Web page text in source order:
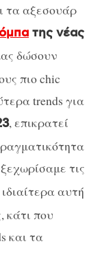
τα αξεσουάρ
της νέας
δώσουν
πιο chic
trends για
, επικρατεί
τις
αυτή
κάτι που
και τα